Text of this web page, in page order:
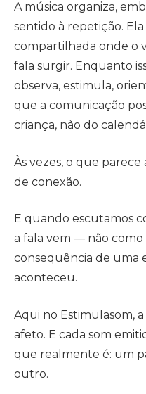
A música organiza,
sentido à repetição.
compartilhada onde o
fala surgir. Enquanto
observa, estimula,
que a comunicação
criança, não do
Às vezes, o que
de conexão.
E quando escutamos
a fala vem — não como
consequência de uma
aconteceu.
Aqui no Estimulasom,
afeto. E cada som
que realmente é: um
outro.